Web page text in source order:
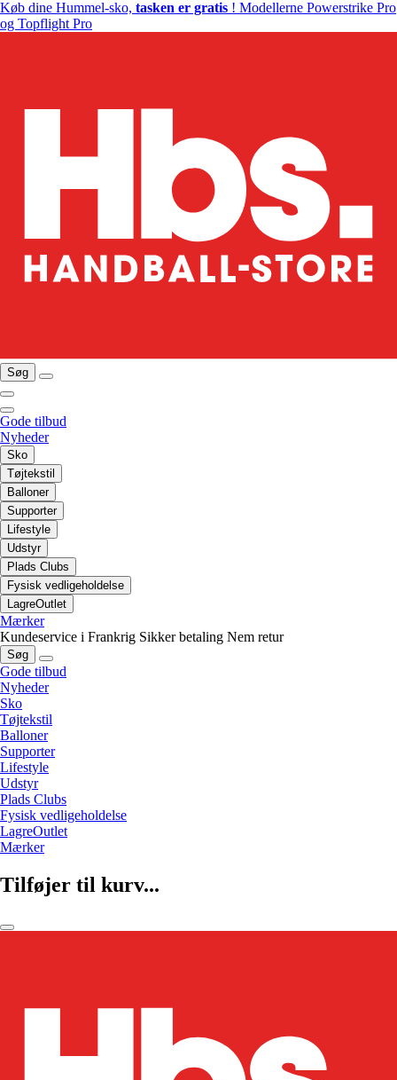
Køb dine Hummel-sko, tasken er gratis ! Modellerne Powerstrike Pro
og Topflight Pro
Søg
Gode tilbud
Nyheder
Sko
Tøjtekstil
Balloner
Supporter
Lifestyle
Udstyr
Plads Clubs
Fysisk vedligeholdelse
LagreOutlet
Mærker
Kundeservice i Frankrig Sikker betaling Nem retur
Søg
Gode tilbud
Nyheder
Sko
Tøjtekstil
Balloner
Supporter
Lifestyle
Udstyr
Plads Clubs
Fysisk vedligeholdelse
LagreOutlet
Mærker
Tilføjer til kurv...